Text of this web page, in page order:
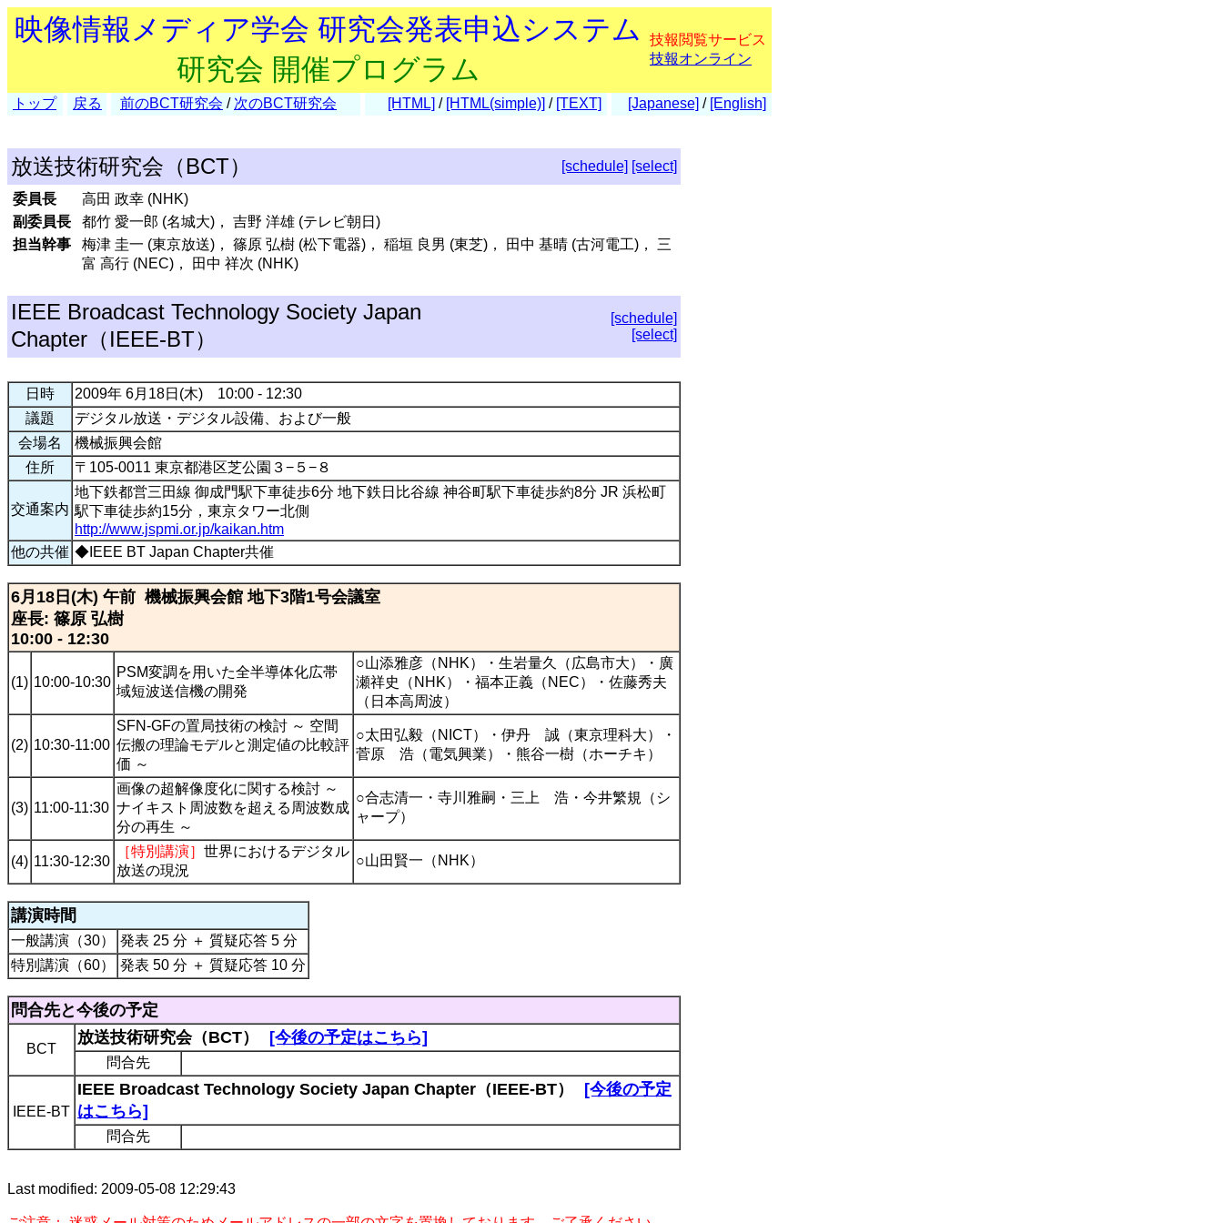
映像情報メディア学会 研究会発表申込システム
研究会 開催プログラム
技報閲覧サービス
技報オンライン
トップ 戻る 前のBCT研究会 / 次のBCT研究会 [HTML] / [HTML(simple)] / [TEXT] [Japanese] / [English]
放送技術研究会（BCT） [schedule] [select]
委員長
高田 政幸 (NHK)
副委員長
都竹 愛一郎 (名城大)， 吉野 洋雄 (テレビ朝日)
担当幹事
梅津 圭一 (東京放送)， 篠原 弘樹 (松下電器)， 稲垣 良男 (東芝)， 田中 基晴 (古河電工)， 三
富 高行 (NEC)， 田中 祥次 (NHK)
IEEE Broadcast Technology Society Japan
Chapter（IEEE-BT）
[schedule]
[select]
日時
2009年 6月18日(木) 10:00 - 12:30
議題
デジタル放送・デジタル設備、および一般
会場名
機械振興会館
住所
〒105-0011 東京都港区芝公園３−５−８
交通案内
地下鉄都営三田線 御成門駅下車徒歩6分 地下鉄日比谷線 神谷町駅下車徒歩約8分 JR 浜松町
駅下車徒歩約15分，東京タワー北側
http://www.jspmi.or.jp/kaikan.htm
他の共催 ◆IEEE BT Japan Chapter共催
6月18日(木) 午前 機械振興会館 地下3階1号会議室
座長: 篠原 弘樹
10:00 - 12:30
(1) 10:00-10:30
PSM変調を用いた全半導体化広帯
域短波送信機の開発
○山添雅彦（NHK）・生岩量久（広島市大）・廣
瀬祥史（NHK）・福本正義（NEC）・佐藤秀夫
（日本高周波）
(2) 10:30-11:00
SFN-GFの置局技術の検討 ～ 空間
伝搬の理論モデルと測定値の比較評
価 ～
○太田弘毅（NICT）・伊丹 誠（東京理科大）・
菅原 浩（電気興業）・熊谷一樹（ホーチキ）
(3) 11:00-11:30
画像の超解像度化に関する検討 ～
ナイキスト周波数を超える周波数成
分の再生 ～
○合志清一・寺川雅嗣・三上 浩・今井繁規（シ
ャープ）
(4) 11:30-12:30
［特別講演］ 世界におけるデジタル
放送の現況
○山田賢一（NHK）
講演時間
一般講演（30）
発表 25 分 ＋ 質疑応答 5 分
特別講演（60）
発表 50 分 ＋ 質疑応答 10 分
問合先と今後の予定
BCT
放送技術研究会（BCT） [今後の予定はこちら]
問合先
IEEE-BT
IEEE Broadcast Technology Society Japan Chapter（IEEE-BT）
[今後の予定
はこちら]
問合先
Last modified: 2009-05-08 12:29:43